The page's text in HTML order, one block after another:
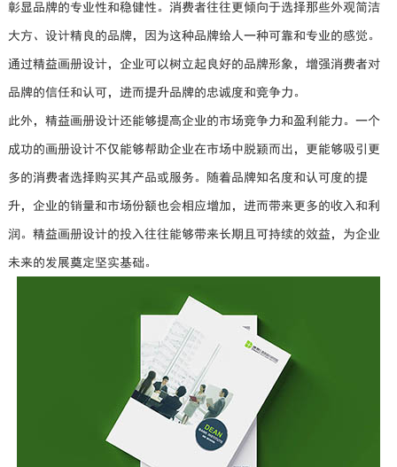
彰显品牌的专业性和稳健性。消费者往往更倾向于选择那些外观简洁
大方、设计精良的品牌，因为这种品牌给人一种可靠和专业的感觉。
通过精益画册设计，企业可以树立起良好的品牌形象，增强消费者对
品牌的信任和认可，进而提升品牌的忠诚度和竞争力。
此外，精益画册设计还能够提高企业的市场竞争力和盈利能力。一个
成功的画册设计不仅能够帮助企业在市场中脱颖而出，更能够吸引更
多的消费者选择购买其产品或服务。随着品牌知名度和认可度的提
升，企业的销量和市场份额也会相应增加，进而带来更多的收入和利
润。精益画册设计的投入往往能够带来长期且可持续的效益，为企业
未来的发展奠定坚实基础。